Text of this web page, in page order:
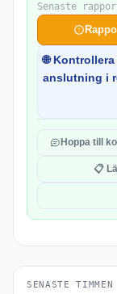
Senaste
🌐
anslutning i
Hoppa till
📋
SENASTE TIMMEN